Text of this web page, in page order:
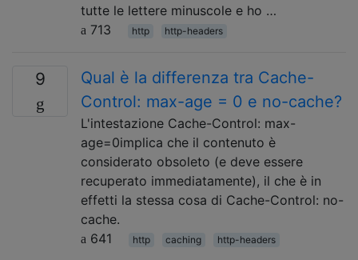
tutte le lettere minuscole e ho …
713
http http-headers
9
Qual è la differenza tra Cache-
Control: max-age = 0 e no-cache?
L'intestazione Cache-Control: max-
age=0implica che il contenuto è
considerato obsoleto (e deve essere
recuperato immediatamente), il che è in
effetti la stessa cosa di Cache-Control: no-
cache.
641
http caching http-headers